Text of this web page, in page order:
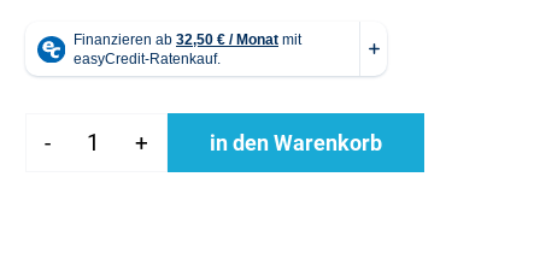
- + in den Warenkorb